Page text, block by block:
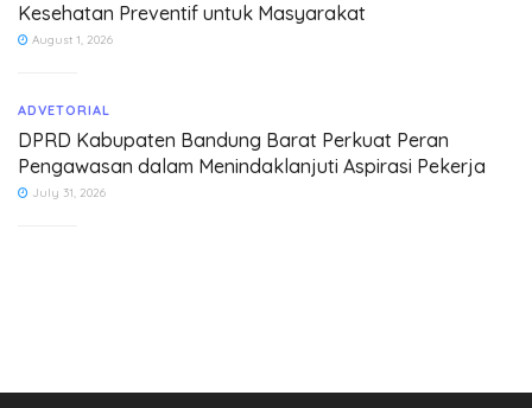
Kesehatan Preventif untuk Masyarakat
August 1, 2026
ADVETORIAL
DPRD Kabupaten Bandung Barat Perkuat Peran
Pengawasan dalam Menindaklanjuti Aspirasi Pekerja
July 31, 2026